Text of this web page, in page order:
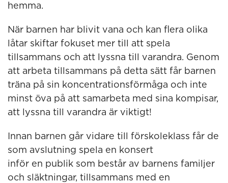
hemma.
När barnen har blivit vana och kan flera olika
låtar skiftar fokuset mer till att spela
tillsammans och att lyssna till varandra. Genom
att arbeta tillsammans på detta sätt får barnen
träna på sin koncentrationsförmåga och inte
minst öva på att samarbeta med sina kompisar,
att lyssna till varandra är viktigt!
Innan barnen går vidare till förskoleklass får de
som avslutning spela en konsert
inför en publik som består av barnens familjer
och släktningar, tillsammans med en